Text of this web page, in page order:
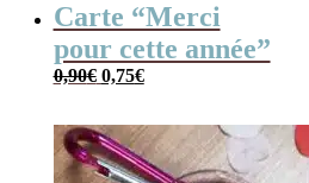
Carte “Merci
pour cette année”
0,90€ Le
était :
0,90€.
0,75€Le
est :
0,75€.